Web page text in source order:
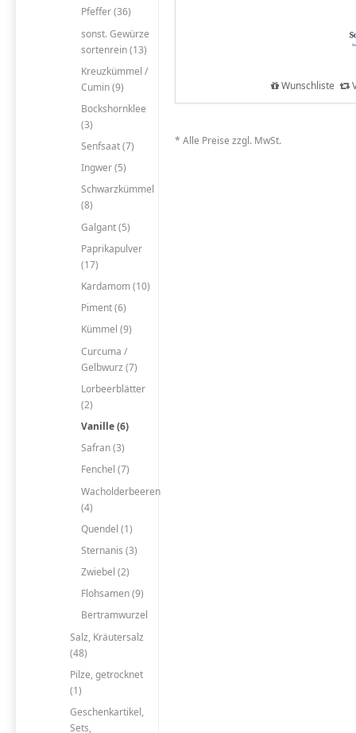
Pfeffer (36)
sonst. Gewürze
sortenrein (13)
Kreuzkümmel /
Cumin (9)
Bockshornklee
(3)
Senfsaat (7)
Ingwer (5)
Schwarzkümmel
(8)
Galgant (5)
Paprikapulver
(17)
Kardamom (10)
Piment (6)
Kümmel (9)
Curcuma /
Gelbwurz (7)
Lorbeerblätter
(2)
Vanille (6)
Safran (3)
Fenchel (7)
Wacholderbeeren
(4)
Quendel (1)
Sternanis (3)
Zwiebel (2)
Flohsamen (9)
Bertramwurzel
Salz, Kräutersalz
(48)
Pilze, getrocknet
(1)
Geschenkartikel,
Sets,
Wunschliste
* Alle Preise zzgl. MwSt.